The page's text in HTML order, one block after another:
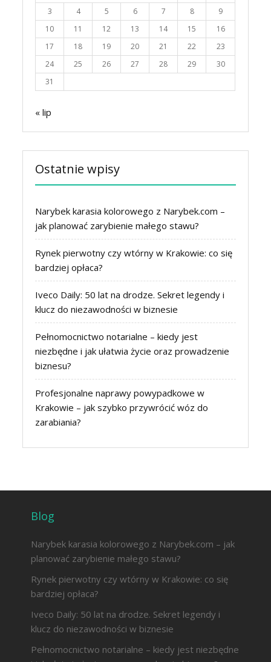
3
4 5 6 7 8
9
10
11 12 13 14 15
16
17
18 19 20 21 22
23
24
25 26 27 28 29
30
31
« lip
Ostatnie wpisy
Narybek karasia kolorowego z Narybek.com –
jak planować zarybienie małego stawu?
Rynek pierwotny czy wtórny w Krakowie: co się
bardziej opłaca?
Iveco Daily: 50 lat na drodze. Sekret legendy i
klucz do niezawodności w biznesie
Pełnomocnictwo notarialne – kiedy jest
niezbędne i jak ułatwia życie oraz prowadzenie
biznesu?
Profesjonalne naprawy powypadkowe w
Krakowie – jak szybko przywrócić wóz do
zarabiania?
Blog
Narybek karasia kolorowego z Narybek.com – jak
planować zarybienie małego stawu?
Rynek pierwotny czy wtórny w Krakowie: co się
bardziej opłaca?
Iveco Daily: 50 lat na drodze. Sekret legendy i
klucz do niezawodności w biznesie
Pełnomocnictwo notarialne – kiedy jest niezbędne